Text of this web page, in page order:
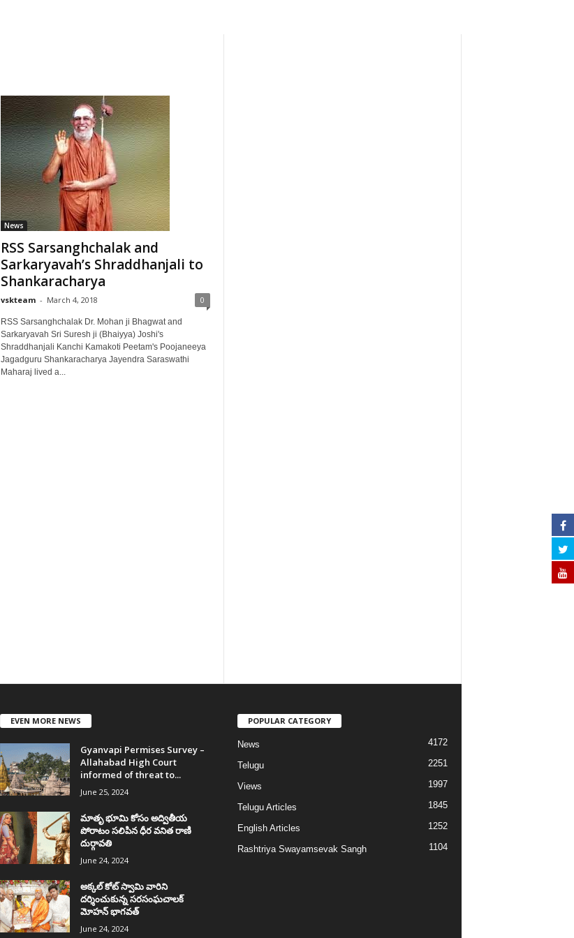
News
RSS Sarsanghchalak and
Sarkaryavah’s Shraddhanjali to
Shankaracharya
vskteam - March 4, 2018 0
RSS Sarsanghchalak Dr. Mohan ji Bhagwat and
Sarkaryavah Sri Suresh ji (Bhaiyya) Joshi's
Shraddhanjali Kanchi Kamakoti Peetam's Poojaneeya
Jagadguru Shankaracharya Jayendra Saraswathi
Maharaj lived a...
EVEN MORE NEWS
Gyanvapi Permises Survey –
Allahabad High Court
informed of threat to...
June 25, 2024
మాతృ భూమి కోసం అద్వితీయ
పోరాటం సలిపిన ధీర వనిత రాణి
దుర్గావతి
June 24, 2024
అక్కల్‌ కోట్‌ స్వామి వారిని
దర్శించుకున్న సరసంఘచాలక్
మోహన్ భాగవత్
June 24, 2024
POPULAR CATEGORY
News 4172
Telugu 2251
Views 1997
Telugu Articles 1845
English Articles 1252
Rashtriya Swayamsevak Sangh 1104